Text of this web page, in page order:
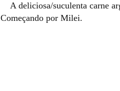
A deliciosa/suculenta carne
Começando por Milei.